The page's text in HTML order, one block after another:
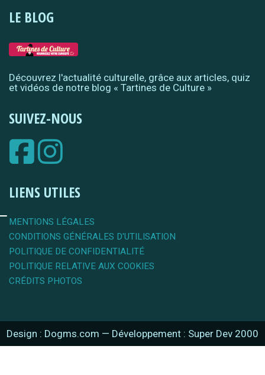
LE BLOG
Découvrez l'actualité culturelle, grâce aux articles, quiz
et vidéos de notre blog « Tartines de Culture »
SUIVEZ-NOUS
LIENS UTILES
MENTIONS LÉGALES
CONDITIONS GÉNÉRALES D'UTILISATION
POLITIQUE DE CONFIDENTIALITÉ
POLITIQUE RELATIVE AUX COOKIES
CRÉDITS PHOTOS
Design : Dogms.com — Développement : Super Dev 2000